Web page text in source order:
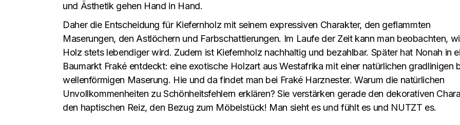
und Ästhetik gehen Hand in Hand.
Daher die Entscheidung für Kiefernholz mit seinem expressiven Charakter, den geflammten
Maserungen, den Astlöchern und Farbschattierungen. Im Laufe der Zeit kann man beobachten,
Holz stets lebendiger wird. Zudem ist Kiefernholz nachhaltig und bezahlbar. Später hat Nonah in
Baumarkt Fraké entdeckt: eine exotische Holzart aus Westafrika mit einer natürlichen gradlinigen
wellenförmigen Maserung. Hie und da findet man bei Fraké Harznester. Warum die natürlichen
Unvollkommenheiten zu Schönheitsfehlern erklären? Sie verstärken gerade den dekorativen
den haptischen Reiz, den Bezug zum Möbelstück! Man sieht es und fühlt es und NUTZT es.